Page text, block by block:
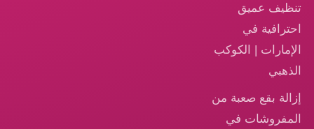
تنظيف عميق
احترافية في
الإمارات | الكوكب
الذهبي
إزالة بقع صعبة من
المفروشات في